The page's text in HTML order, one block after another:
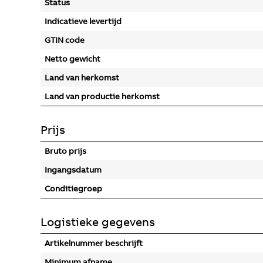
Status
Indicatieve levertijd
GTIN code
Netto gewicht
Land van herkomst
Land van productie herkomst
Prijs
Bruto prijs
Ingangsdatum
Conditiegroep
Logistieke gegevens
Artikelnummer beschrijft